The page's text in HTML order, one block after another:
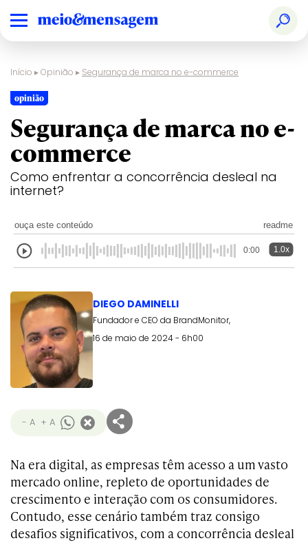
Início ▸Opinião ▸ Segurança de marca no e-commerce
opinião
Segurança de marca no e-
commerce
Como enfrentar a concorrência desleal na
internet?
ouça este conteúdo readme
0:00 1.0x
DIEGO DAMINELLI
Fundador e CEO da BrandMonitor,
16 de maio de 2024 - 6h00
- A + A
Na era digital, as empresas têm acesso a um vasto
mercado online, repleto de oportunidades de
crescimento e interação com os consumidores.
Contudo, esse cenário também traz consigo
desafios significativos, com a concorrência desleal